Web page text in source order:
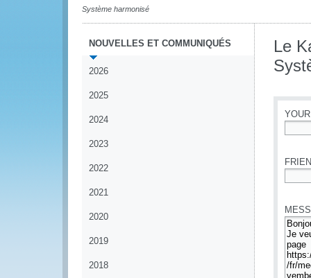
Système harmonisé
NOUVELLES ET COMMUNIQUÉS
2026
2025
2024
2023
2022
2021
2020
2019
2018
Le